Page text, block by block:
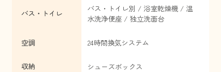
バス・トイレ
バス・トイレ別 / 浴室乾燥機 / 温
水洗浄便座 / 独立洗面台
空調 24時間換気システム
収納 シューズボックス